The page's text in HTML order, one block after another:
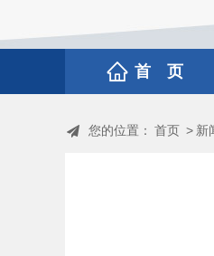
首 页
您的位置： 首页 > 新